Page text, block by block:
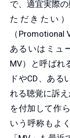
で、適宜実際
ただきたい
（Promotional
あるいはミュ
MV）と呼ばれ
ドやCD、ある
れる聴覚に訴
を付加して作
いう呼称もよ